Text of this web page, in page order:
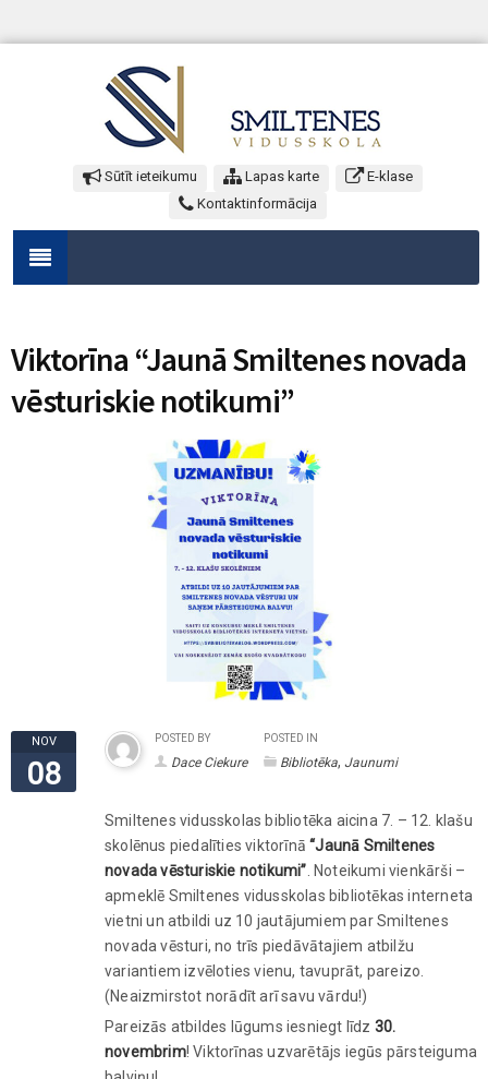
Sūtīt ieteikumu Lapas karte
E-klase
Kontaktinformācija
Viktorīna “Jaunā Smiltenes novada
vēsturiskie notikumi”
NOV
08
POSTED BY
Dace Ciekure
POSTED IN
Bibliotēka, Jaunumi
Smiltenes vidusskolas bibliotēka aicina 7. – 12. klašu
skolēnus piedalīties viktorīnā“Jaunā Smiltenes
novada vēsturiskie notikumi” Noteikumi vienkārši –
apmeklē Smiltenes vidusskolas bibliotēkas interneta
vietni un atbildi uz 10 jautājumiem par Smiltenes
novada vēsturi, no trīs piedāvātajiem atbilžu
variantiem izvēloties vienu, tavuprāt, pareizo.
(Neaizmirstot norādīt arī savu vārdu!)
Pareizās atbildes lūgums iesniegt līdz 30.
novembrim! Viktorīnas uzvarētājs iegūs pārsteiguma